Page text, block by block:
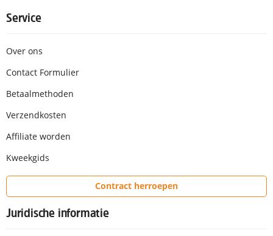
Service
Over ons
Contact Formulier
Betaalmethoden
Verzendkosten
Affiliate worden
Kweekgids
Contract herroepen
Juridische informatie